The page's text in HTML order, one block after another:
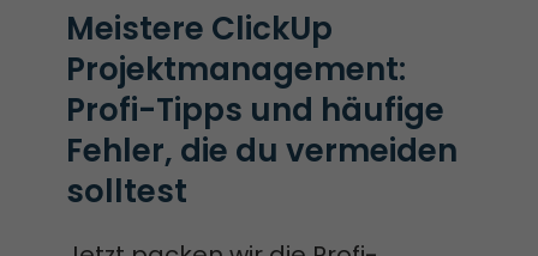
Meistere ClickUp
Projektmanagement:
Profi-Tipps und häufige
Fehler, die du vermeiden
solltest